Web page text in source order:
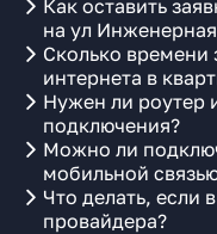
Как оставить
на ул
Сколько времени
интернета в
Нужен ли роутер
подключения?
Можно ли
мобильной
Что делать, если
провайдера?